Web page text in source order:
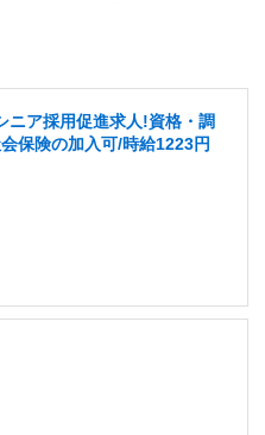
ニア採用促進求人!資格・調
保険の加入可/時給1223円